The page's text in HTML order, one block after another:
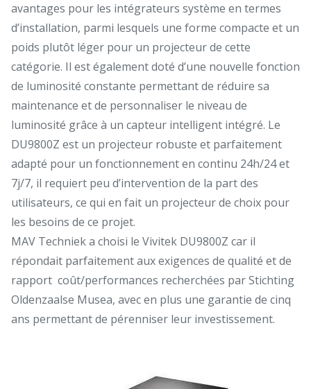
avantages pour les intégrateurs système en termes
d’installation, parmi lesquels une forme compacte et un
poids plutôt léger pour un projecteur de cette
catégorie. Il est également doté d’une nouvelle fonction
de luminosité constante permettant de réduire sa
maintenance et de personnaliser le niveau de
luminosité grâce à un capteur intelligent intégré. Le
DU9800Z est un projecteur robuste et parfaitement
adapté pour un fonctionnement en continu 24h/24 et
7j/7, il requiert peu d’intervention de la part des
utilisateurs, ce qui en fait un projecteur de choix pour
les besoins de ce projet.
MAV Techniek a choisi le Vivitek DU9800Z car il
répondait parfaitement aux exigences de qualité et de
rapport coût/performances recherchées par Stichting
Oldenzaalse Musea, avec en plus une garantie de cinq
ans permettant de pérenniser leur investissement.